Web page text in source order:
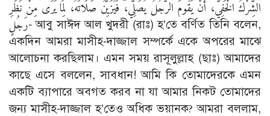
الشِّرْكُ الْخَفِيُّ، أَنْ يَقُومَ الرَّجُلُ يُصَلِّي، فَيُزَيِّنُ صَلَاتَهُ، لِمَا يَرَى مِنْ نَظَرِ
رَجُلٍ- আবু সাঈদ আল খুদরী (রাঃ) হ’তে বর্ণিত তিনি বলেন,
একদিন আমরা মাসীহ-দাজ্জাল সম্পর্কে একে অপরের মাঝে
আলোচনা করছিলাম। এমন সময় রাসূলুল্লাহ (ছাঃ) আমাদের
কাছে এসে বললেন, সাবধান! আমি কি তোমাদেরকে এমন
একটি ব্যাপারে অবগত করব না যা আমার নিকট তোমাদের
জন্য মাসীহ-দাজ্জাল হ’তেও অধিক ভয়ানক? আমরা বললাম,